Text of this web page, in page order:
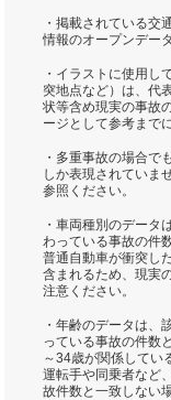
・掲載されている交
情報のオープンデー
・イラストに使用し
突地点など）は、代
状等含め現実の事故
ージとして参考まで
・多重事故の場合で
しか表現されていま
参照ください。
・車両種別のデータ
わっている事故の件
普通自動車が衝突し
含まれるため、現実
注意ください。
・年齢のデータは、
っている事故の件数
～34歳が関係してい
運転手や同乗者など
故件数と一致しない